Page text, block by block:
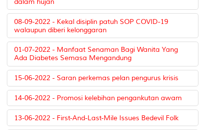
08-09-2022 - Kekal disiplin patuh SOP COVID-19
walaupun diberi kelonggaran
01-07-2022 - Manfaat Senaman Bagi Wanita Yang
Ada Diabetes Semasa Mengandung
15-06-2022 - Saran perkemas pelan pengurus krisis
14-06-2022 - Promosi kelebihan pengankutan awam
13-06-2022 - First-And-Last-Mile Issues Bedevil Folk